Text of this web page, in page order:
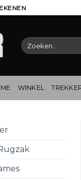
Zoeken
naar:
WINKEL